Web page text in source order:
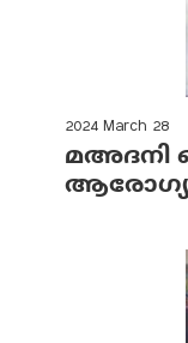
2024 March 28
മഅദനി